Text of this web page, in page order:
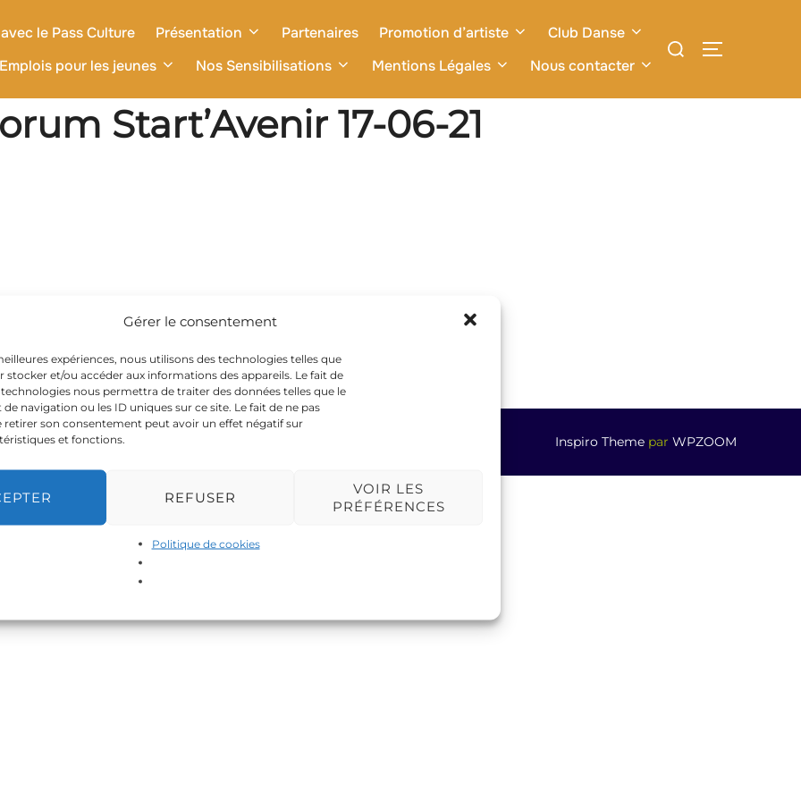
Gérer le consentement
expériences, nous utilisons des technologies telles que
stocker et/ou accéder aux informations des appareils. Le fait de
nous permettra de traiter des données telles que le
navigation ou les ID uniques sur ce site. Le fait de ne pas
retirer son consentement peut avoir un effet négatif sur
et fonctions.
REFUSER
VOIR LES
PRÉFÉRENCES
Politique de cookies
le Pass Culture Présentation Partenaires Promotion d’artiste
Club Danse
pour les jeunes
Nos Sensibilisations Mentions Légales Nous contacter
Start’Avenir 17-06-21
Inspiro Theme par WPZOOM